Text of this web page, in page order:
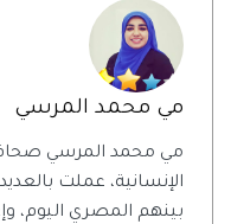
مي محمد المرسي
مي محمد المرسي
الإنسانية، عملت
بينهم المصري اليوم،